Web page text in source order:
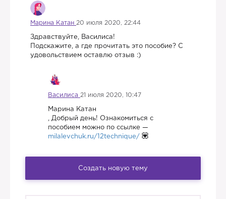
Марина Катан 20 июля 2020, 22:44
Здравствуйте, Василиса!
Подскажите, а где прочитать это пособие? С
удовольствием оставлю отзыв :)
Василиса 21 июля 2020, 10:47
Марина Катан
, Добрый день! Ознакомиться с
пособием можно по ссылке —
milalevchuk.ru/12technique/
Создать новую тему